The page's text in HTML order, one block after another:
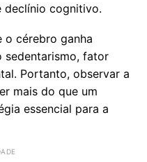
declínio cognitivo.
o cérebro ganha
sedentarismo, fator
Portanto, observar a
mais do que um
essencial para a